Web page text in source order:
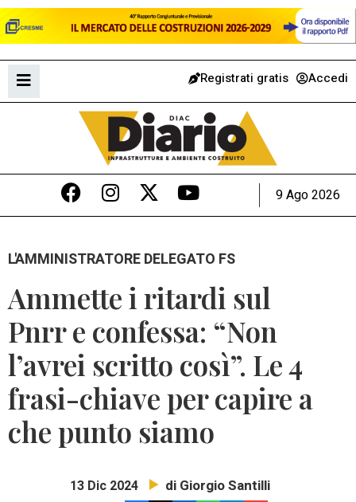
Registrati gratis Accedi
9 Ago 2026
L'AMMINISTRATORE DELEGATO FS
Ammette i ritardi sul
Pnrr e confessa: “Non
l’avrei scritto così”. Le 4
frasi-chiave per capire a
che punto siamo
13 Dic 2024 di Giorgio Santilli